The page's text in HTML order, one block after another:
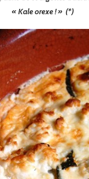
« Kale orexe ! » (*)